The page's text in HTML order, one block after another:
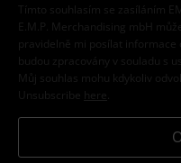
Tímto souhlasím se zasíláním
E.M.P. Merchandising mbH
pravidelně mi posílat informace
budou zpracovány v souladu s
Můj souhlas mohu kdykoliv
Unsubscribe here